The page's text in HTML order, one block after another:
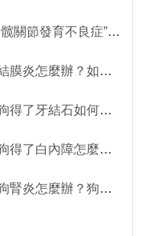
“犬髋關節發育不良症”如何治療？
犬結膜炎怎麼辦？如何治療犬結膜炎？
狗狗得了牙結石如何治療？
狗狗得了白內障怎麼辦？如何治療？
狗狗腎炎怎麼辦？狗狗腎炎如何治療？